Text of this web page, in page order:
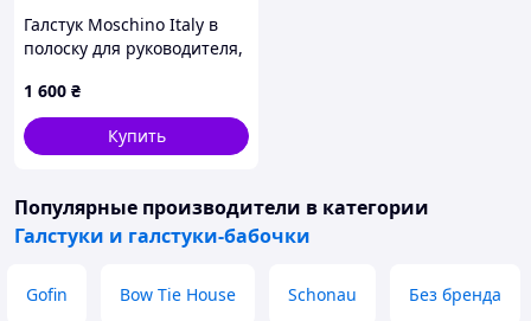
Галстук Moschino Italy в
полоску для руководителя,
1 600 ₴
Купить
Популярные производители в категории
Галстуки и галстуки-бабочки
Gofin Bow Tie House Schonau Без бренда